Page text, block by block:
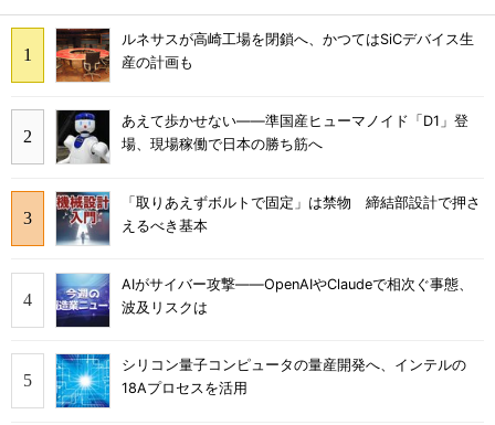
ルネサスが高崎工場を閉鎖へ、かつてはSiCデバイス生
産の計画も
あえて歩かせない――準国産ヒューマノイド「D1」登
場、現場稼働で日本の勝ち筋へ
「取りあえずボルトで固定」は禁物 締結部設計で押さ
えるべき基本
AIがサイバー攻撃――OpenAIやClaudeで相次ぐ事態、
波及リスクは
シリコン量子コンピュータの量産開発へ、インテルの
18Aプロセスを活用